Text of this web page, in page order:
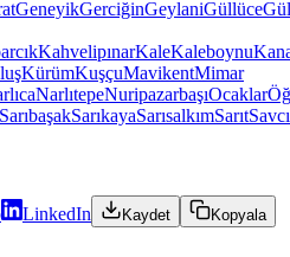
GeneyikGerciğinGeylaniGüllüce
KahvelipınarKaleKaleboynu
KürümKuşçuMavikentMimar
NarlıtepeNuripazarbaşıOcaklar
SarıbaşakSarıkayaSarısalkımSarıt
LinkedIn Kaydet Kopyala